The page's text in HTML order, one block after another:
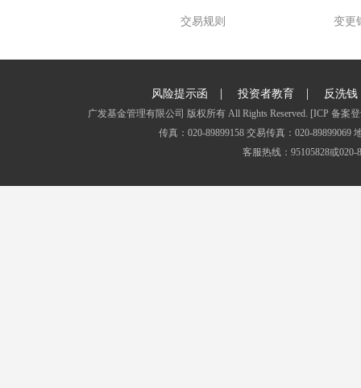
交易规则 变更
风险提示函 | 投资者教育 | 反洗钱
广发基金管理有限公司 版权所有 All Rights Reserved. [ICP 备案
传真：020-89899158 交易传真：020-
客服热线：95105828或020-